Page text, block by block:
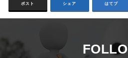
ポスト シェア はてブ